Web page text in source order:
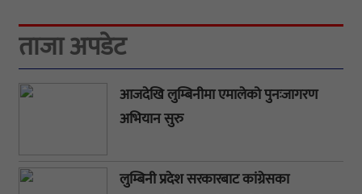
ताजा अपडेट
आजदेखि लुम्बिनीमा एमालेको पुनःजागरण
अभियान सुरु
लुम्बिनी प्रदेश सरकारबाट कांग्रेसका